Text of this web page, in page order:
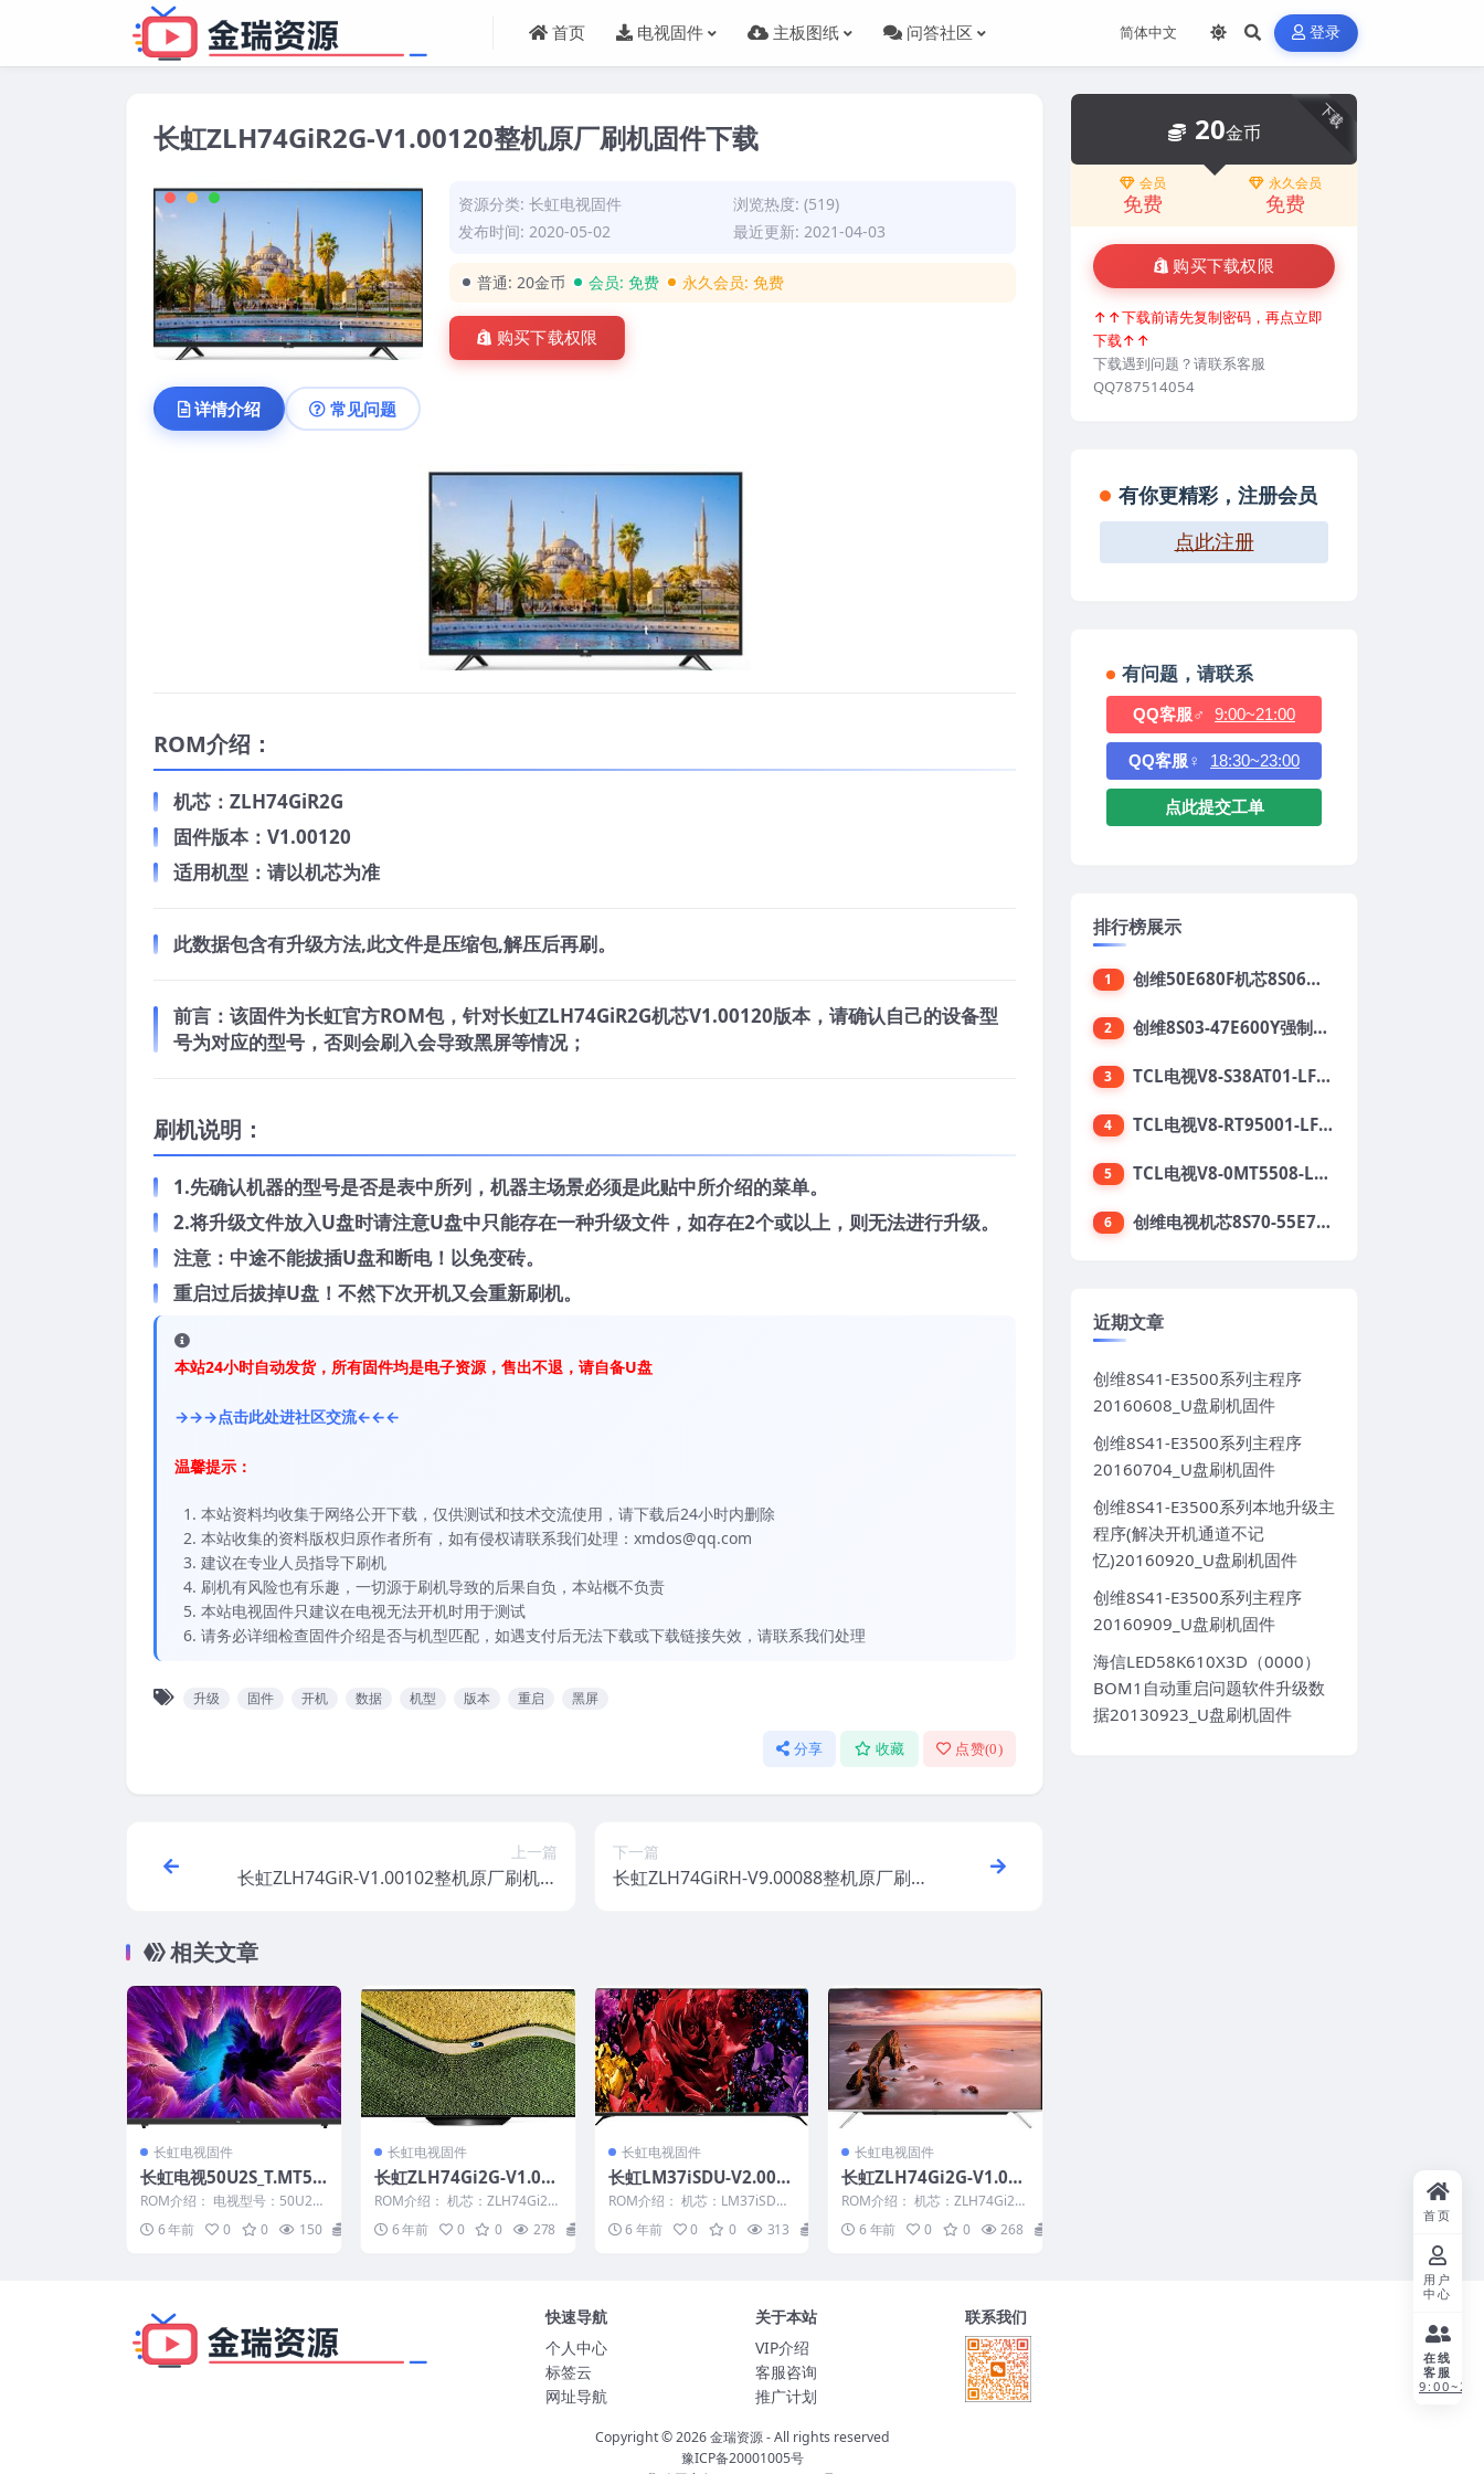
首页 电视固件 主板图纸 问答社区 登录
长虹ZLH74GiR2G-V1.00120整机原厂刷机固件下载
资源分类:长虹电视固件
浏览热度: (519)
发布时间: 2020-05-02
最近更新: 2021-04-03
普通:20金币 会员:免费 永久会员:免费
购买下载权限
详情介绍 常见问题
ROM介绍：
机芯：ZLH74GiR2G
固件版本：V1.00120
适用机型：请以机芯为准
此数据包含有升级方法,此文件是压缩包,解压后再刷。
前言： 该固件为长虹官方ROM包，针对长虹ZLH74GiR2G机芯V1.00120版本，请确认自己的设备型
号为对应的型号，否则会刷入会导致黑屏等情况；
刷机说明：
1.先确认机器的型号是否是表中所列，机器主场景必须是此贴中所介绍的菜单。
2.将升级文件放入U盘时请注意U盘中只能存在一种升级文件，如存在2个或以上，则无法进行升级。
注意：中途不能拔插U盘和断电！以免变砖。
重启过后拔掉U盘！不然下次开机又会重新刷机。
本站24小时自动发货，所有固件均是电子资源，售出不退，请自备U盘
→→→点击此处进社区交流←←←
温馨提示：
本站资料均收集于网络公开下载，仅供测试和技术交流使用，请下载后24小时内删除
本站收集的资料版权归原作者所有，如有侵权请联系我们处理：xmdos@qq.com
建议在专业人员指导下刷机
刷机有风险也有乐趣，一切源于刷机导致的后果自负，本站概不负责
本站电视固件只建议在电视无法开机时用于测试
请务必详细检查固件介绍是否与机型匹配，如遇支付后无法下载或下载链接失效，请联系我们处理
升级 固件 开机 数据 机型 版本 重启 黑屏
分享 收藏 点赞(0)
上一篇
长虹ZLH74GiR-V1.00102整机原厂刷机固
下一篇
长虹ZLH74GiRH-V9.00088整机原厂刷机
相关文章
长虹电视固件
长虹电视50U2S_T.MT55
08.U801_20150330_U
盘刷机固件
ROM介绍： 电视型号：50U2S
主板：T.MT5508 注：这种机同
版本不能...
6 年前 0 0 150
长虹电视固件
长虹ZLH74Gi2G-V1.000
35整机原厂刷机固件下载
ROM介绍： 机芯：ZLH74Gi2G
固件版本：V1.00035 适用机
型：请...
6 年前 0 0 278
长虹电视固件
长虹LM37iSDU-V2.000
21版本USB整机软件刷机
固件下载
ROM介绍： 机芯：LM37iSDU
固件版本：V2.00021 适用机
型：请以...
6 年前 0 0 313
长虹电视固件
长虹ZLH74Gi2G-V1.000
45整机原厂刷机固件下载
ROM介绍： 机芯：ZLH74Gi2G
固件版本：V1.00045 适用机
型：请...
6 年前 0 0 268
下载
20金币
会员
免费
永久会员
免费
购买下载权限
↑↑下载前请先复制密码，再点立即
下载↑↑
下载遇到问题？请联系客服
QQ787514054
有你更精彩，注册会员
点此注册
有问题，请联系
QQ客服♂ 9:00~21:00
QQ客服♀ 18:30~23:00
点此提交工单
排行榜展示
1 创维50E680F机芯8S06强制升级刷机包
2 创维8S03-47E600Y强制升级软件刷机电视固件包
3 TCL电视V8-S38AT01-LF1V123版本强刷电视固件包下载
4 TCL电视V8-RT95001-LF1V215版本强刷电视固件包下载
5 TCL电视V8-0MT5508-LF1V362版本强刷电视固件包下载
6 创维电视机芯8S70-55E710S系列酷开5.05刷机固件
近期文章
创维8S41-E3500系列主程序
20160608_U盘刷机固件
创维8S41-E3500系列主程序
20160704_U盘刷机固件
创维8S41-E3500系列本地升级主
程序(解决开机通道不记
忆)20160920_U盘刷机固件
创维8S41-E3500系列主程序
20160909_U盘刷机固件
海信LED58K610X3D（0000）
BOM1自动重启问题软件升级数
据20130923_U盘刷机固件
快速导航
个人中心
标签云
网址导航
关于本站
VIP介绍
客服咨询
推广计划
联系我们
Copyright © 2026金瑞资源- All rights reserved
豫ICP备20001005号
首页
用户
中心
在线
客服